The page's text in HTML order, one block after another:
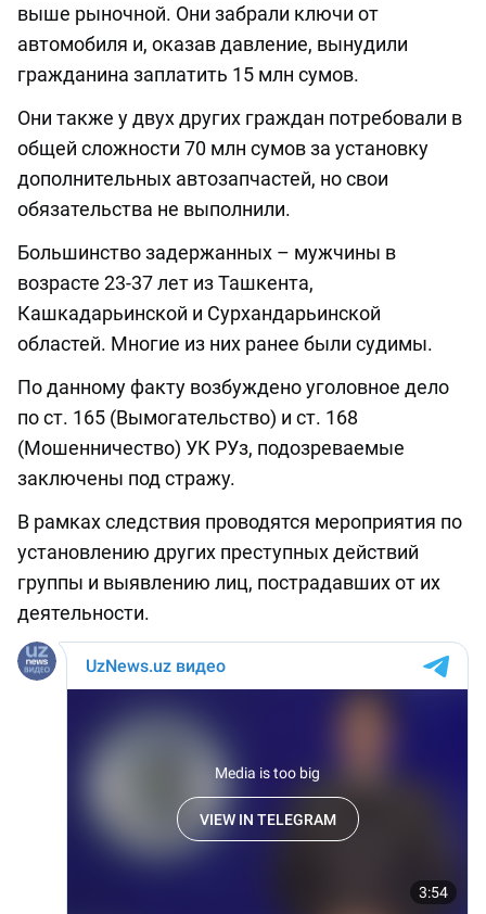
выше рыночной. Они забрали ключи от
автомобиля и, оказав давление, вынудили
гражданина заплатить 15 млн сумов.
Они также у двух других граждан потребовали в
общей сложности 70 млн сумов за установку
дополнительных автозапчастей, но свои
обязательства не выполнили.
Большинство задержанных – мужчины в
возрасте 23-37 лет из Ташкента,
Кашкадарьинской и Сурхандарьинской
областей. Многие из них ранее были судимы.
По данному факту возбуждено уголовное дело
по ст. 165 (Вымогательство) и ст. 168
(Мошенничество) УК РУз, подозреваемые
заключены под стражу.
В рамках следствия проводятся мероприятия по
установлению других преступных действий
группы и выявлению лиц, пострадавших от их
деятельности.